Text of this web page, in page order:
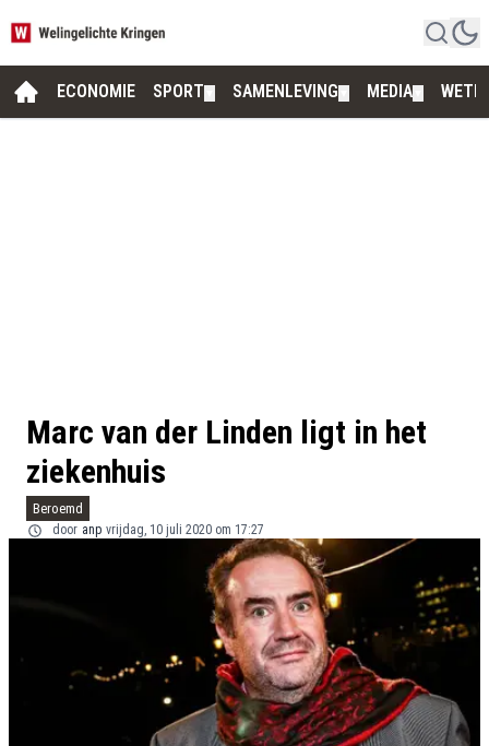
ECONOMIE SPORT SAMENLEVING MEDIA
Marc van der Linden ligt in het
ziekenhuis
Beroemd
door anp vrijdag, 10 juli 2020 om 17:27